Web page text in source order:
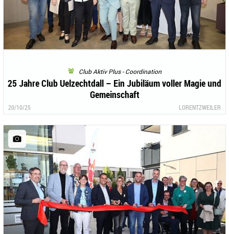
Club Aktiv Plus - Coordination
25 Jahre Club Uelzechtdall – Ein Jubiläum voller Magie und
Gemeinschaft
20/10/25 LORENTZWEILER